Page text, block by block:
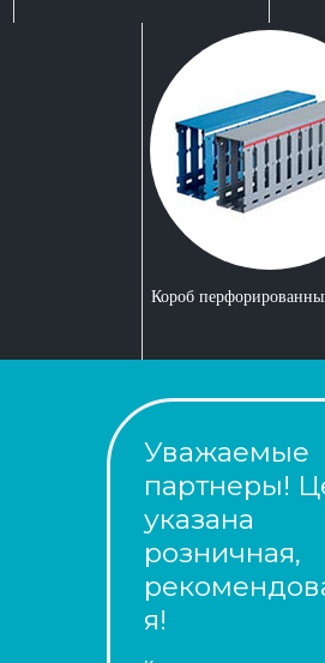
Короб
Уважаемые
партнеры!
указана
розничная,
я!